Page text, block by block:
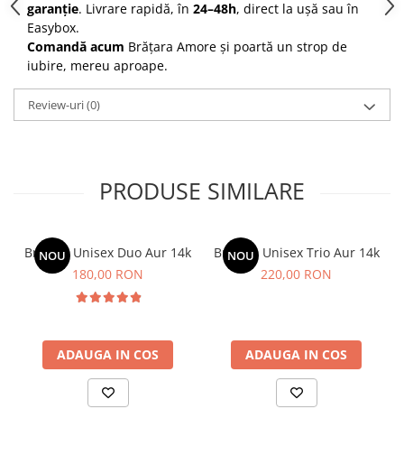
garanție. Livrare rapidă, în 24–48h, direct la ușă sau în
Easybox.
Comandă acum Brățara Amore și poartă un strop de
iubire, mereu aproape.
Review-uri(0)
PRODUSE SIMILARE
NOU
Bratara Unisex Duo Aur 14k
180,00 RON
ADAUGA IN COS
NOU
Bratara Unisex Trio Aur 14k
220,00 RON
ADAUGA IN COS